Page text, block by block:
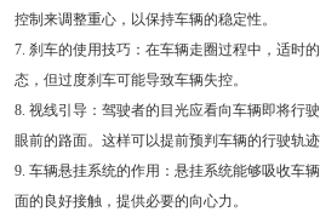
控制来调整重心，以保持车辆的稳定性。
7. 刹车的使用技巧：在车辆走圈过程中，适时
态，但过度刹车可能导致车辆失控。
8. 视线引导：驾驶者的目光应看向车辆即将行
眼前的路面。这样可以提前预判车辆的行驶轨
9. 车辆悬挂系统的作用：悬挂系统能够吸收车
面的良好接触，提供必要的向心力。